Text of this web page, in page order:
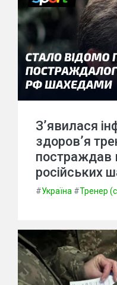
З’явилася
здоров’я
постраждав
російських
#Україна #Тренер